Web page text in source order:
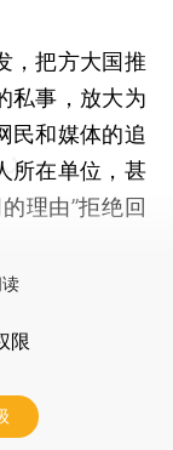
把方大国推
私事，放大为
民和媒体的追
所在单位，甚
理由”拒绝回
限